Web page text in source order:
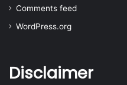
Comments feed
WordPress.org
Disclaimer